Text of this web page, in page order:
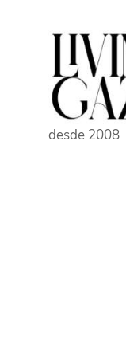
conteúdo
desde 2008